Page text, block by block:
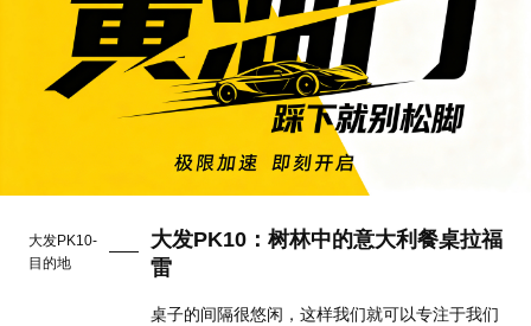
大发PK10-
目的地
大发PK10：树林中的意大利餐桌拉福
雷
桌子的间隔很悠闲，这样我们就可以专注于我们